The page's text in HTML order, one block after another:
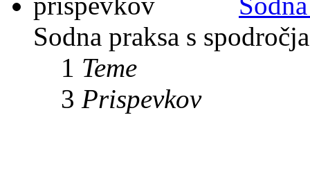
Sodna praksa s
1 Teme
3 Prispevkov